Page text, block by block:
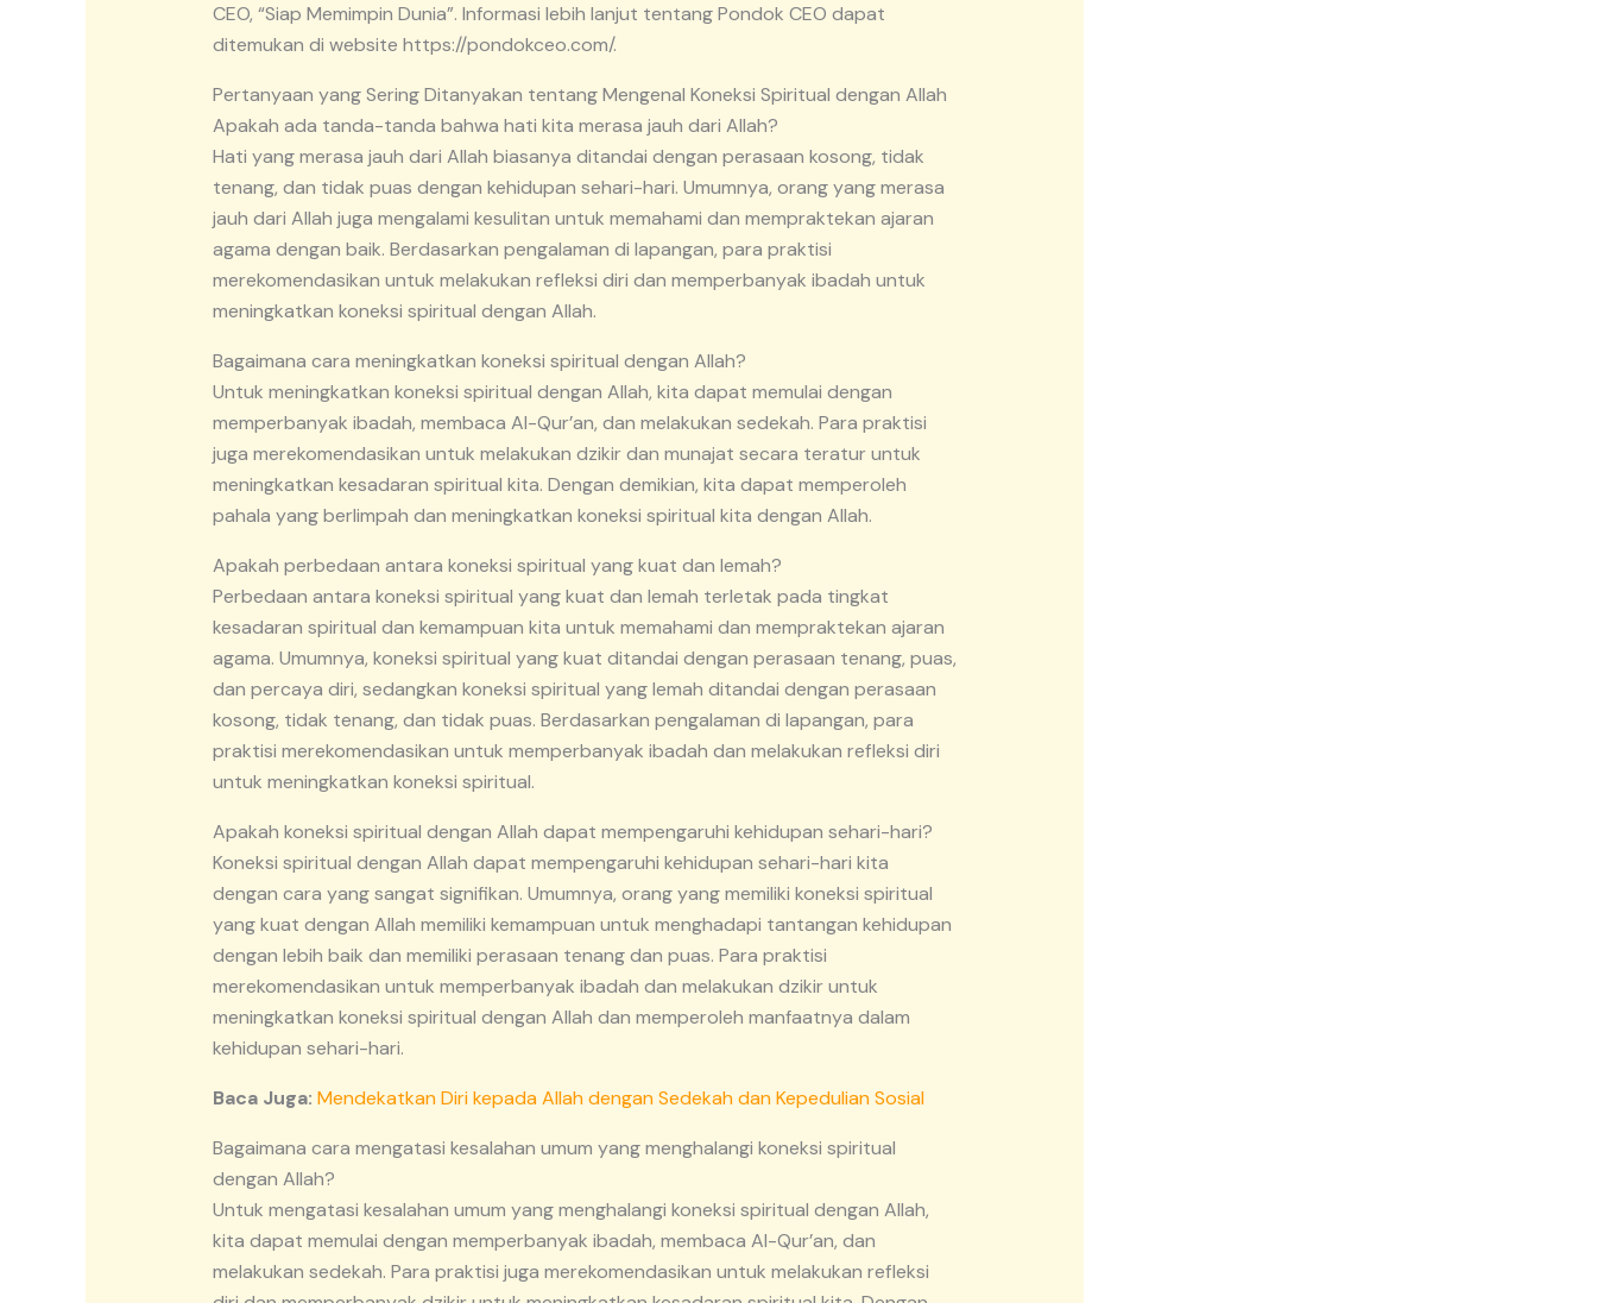
CEO, “Siap Memimpin Dunia”. Informasi lebih lanjut tentang Pondok CEO dapat
ditemukan di website https://pondokceo.com/.
Pertanyaan yang Sering Ditanyakan tentang Mengenal Koneksi Spiritual dengan Allah
Apakah ada tanda-tanda bahwa hati kita merasa jauh dari Allah?
Hati yang merasa jauh dari Allah biasanya ditandai dengan perasaan kosong, tidak
tenang, dan tidak puas dengan kehidupan sehari-hari. Umumnya, orang yang merasa
jauh dari Allah juga mengalami kesulitan untuk memahami dan mempraktekan ajaran
agama dengan baik. Berdasarkan pengalaman di lapangan, para praktisi
merekomendasikan untuk melakukan refleksi diri dan memperbanyak ibadah untuk
meningkatkan koneksi spiritual dengan Allah.
Bagaimana cara meningkatkan koneksi spiritual dengan Allah?
Untuk meningkatkan koneksi spiritual dengan Allah, kita dapat memulai dengan
memperbanyak ibadah, membaca Al-Qur’an, dan melakukan sedekah. Para praktisi
juga merekomendasikan untuk melakukan dzikir dan munajat secara teratur untuk
meningkatkan kesadaran spiritual kita. Dengan demikian, kita dapat memperoleh
pahala yang berlimpah dan meningkatkan koneksi spiritual kita dengan Allah.
Apakah perbedaan antara koneksi spiritual yang kuat dan lemah?
Perbedaan antara koneksi spiritual yang kuat dan lemah terletak pada tingkat
kesadaran spiritual dan kemampuan kita untuk memahami dan mempraktekan ajaran
agama. Umumnya, koneksi spiritual yang kuat ditandai dengan perasaan tenang, puas,
dan percaya diri, sedangkan koneksi spiritual yang lemah ditandai dengan perasaan
kosong, tidak tenang, dan tidak puas. Berdasarkan pengalaman di lapangan, para
praktisi merekomendasikan untuk memperbanyak ibadah dan melakukan refleksi diri
untuk meningkatkan koneksi spiritual.
Apakah koneksi spiritual dengan Allah dapat mempengaruhi kehidupan sehari-hari?
Koneksi spiritual dengan Allah dapat mempengaruhi kehidupan sehari-hari kita
dengan cara yang sangat signifikan. Umumnya, orang yang memiliki koneksi spiritual
yang kuat dengan Allah memiliki kemampuan untuk menghadapi tantangan kehidupan
dengan lebih baik dan memiliki perasaan tenang dan puas. Para praktisi
merekomendasikan untuk memperbanyak ibadah dan melakukan dzikir untuk
meningkatkan koneksi spiritual dengan Allah dan memperoleh manfaatnya dalam
kehidupan sehari-hari.
Baca Juga: Mendekatkan Diri kepada Allah dengan Sedekah dan Kepedulian Sosial
Bagaimana cara mengatasi kesalahan umum yang menghalangi koneksi spiritual
dengan Allah?
Untuk mengatasi kesalahan umum yang menghalangi koneksi spiritual dengan Allah,
kita dapat memulai dengan memperbanyak ibadah, membaca Al-Qur’an, dan
melakukan sedekah. Para praktisi juga merekomendasikan untuk melakukan refleksi